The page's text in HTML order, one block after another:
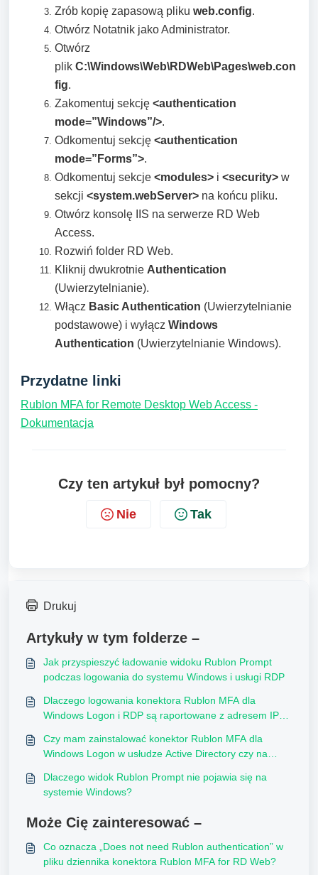
Zrób kopię zapasową pliku web.config.
Otwórz Notatnik jako Administrator.
Otwórz
plik C:\Windows\Web\RDWeb\Pages\web.con
fig.
Zakomentuj sekcję <authentication
mode=”Windows”/>.
Odkomentuj sekcję <authentication
mode=”Forms”>.
Odkomentuj sekcje <modules> i <security> w
sekcji <system.webServer> na końcu pliku.
Otwórz konsolę IIS na serwerze RD Web
Access.
Rozwiń folder RD Web.
Kliknij dwukrotnie Authentication
(Uwierzytelnianie).
Włącz Basic Authentication (Uwierzytelnianie
podstawowe) i wyłącz Windows
Authentication (Uwierzytelnianie Windows).
Przydatne linki
Rublon MFA for Remote Desktop Web Access -
Dokumentacja
Czy ten artykuł był pomocny?
Nie Tak
Drukuj
Artykuły w tym folderze –
Jak przyspieszyć ładowanie widoku Rublon Prompt
podczas logowania do systemu Windows i usługi RDP
Dlaczego logowania konektora Rublon MFA dla
Windows Logon i RDP są raportowane z adresem IP
Czy mam zainstalować konektor Rublon MFA dla
Windows Logon w usłudze Active Directory czy na
Dlaczego widok Rublon Prompt nie pojawia się na
systemie Windows?
Może Cię zainteresować –
Co oznacza „Does not need Rublon authentication” w
pliku dziennika konektora Rublon MFA for RD Web?